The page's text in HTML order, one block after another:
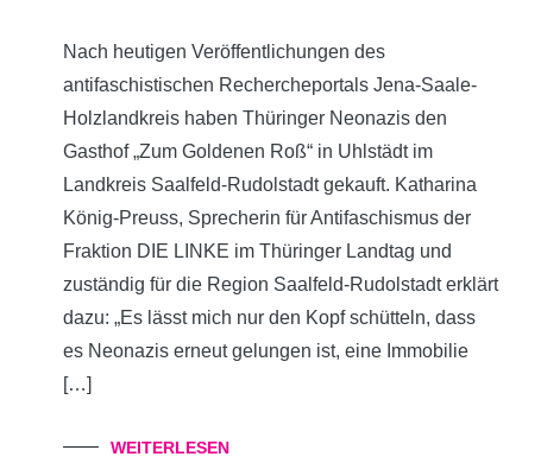
Nach heutigen Veröffentlichungen des
antifaschistischen Rechercheportals Jena-Saale-
Holzlandkreis haben Thüringer Neonazis den
Gasthof „Zum Goldenen Roß“ in Uhlstädt im
Landkreis Saalfeld-Rudolstadt gekauft. Katharina
König-Preuss, Sprecherin für Antifaschismus der
Fraktion DIE LINKE im Thüringer Landtag und
zuständig für die Region Saalfeld-Rudolstadt erklärt
dazu: „Es lässt mich nur den Kopf schütteln, dass
es Neonazis erneut gelungen ist, eine Immobilie
[…]
WEITERLESEN